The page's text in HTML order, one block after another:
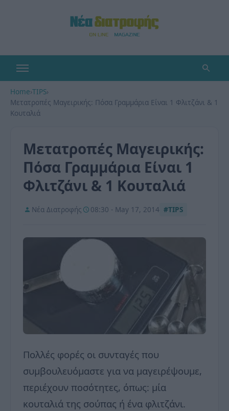
Home›TIPS›
Μετατροπές Μαγειρικής: Πόσα Γραμμάρια Είναι 1 Φλιτζάνι & 1
Κουταλιά
Μετατροπές Μαγειρικής:
Πόσα Γραμμάρια Είναι 1
Φλιτζάνι & 1 Κουταλιά
Νέα Διατροφής 08:30 - May 17, 2014 #TIPS
Πολλές φορές οι συνταγές που
συμβουλευόμαστε για να μαγειρέψουμε,
περιέχουν ποσότητες, όπως: μία
κουταλιά της σούπας ή ένα φλιτζάνι.